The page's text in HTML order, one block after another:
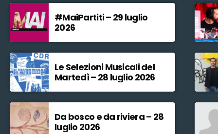
#MaiPartiti – 29 luglio
2026
Le Selezioni Musicali del
Martedì – 28 luglio 2026
Da bosco e da riviera – 28
luglio 2026